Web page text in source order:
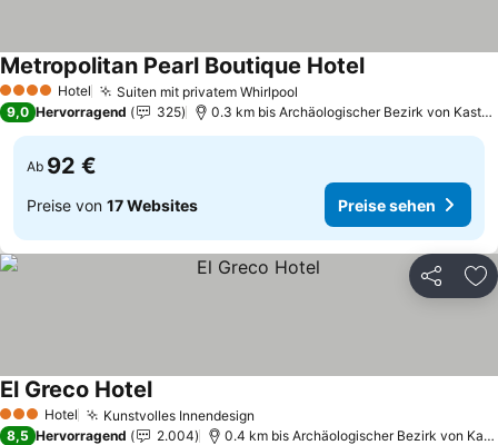
4 Sterne Hotel Suiten mit privatem Whirlpool
Metropolitan Pearl Boutique HotelPreise sehen
9,0 Hervorragend 325 0.3 km bis Archäologischer Bezirk von Kastelli
Ab 92 €
Preise von 17 Websites Preise sehen
Teilen
3 SterneHotel Kunstvolles Innendesign
El Greco HotelPreise sehen
8,5 Hervorragend 2.004 0.4 km bis Archäologischer Bezirk von